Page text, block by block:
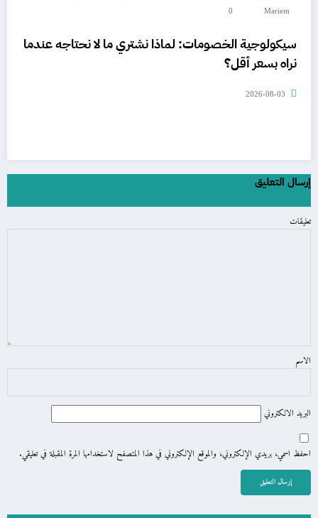
Mariem
0
سيكولوجية الخصومات: لماذا نشتري ما لا نحتاجه عندما
نراه بسعر أقل؟
2026-08-03
إرسال التعليق
تعليقات
الاسم
البريد الالكتروني
احفظ اسمي، بريدي الإلكتروني، والموقع الإلكتروني في هذا المتصفح لاستخدامها المرة المقبلة في تعليقي.